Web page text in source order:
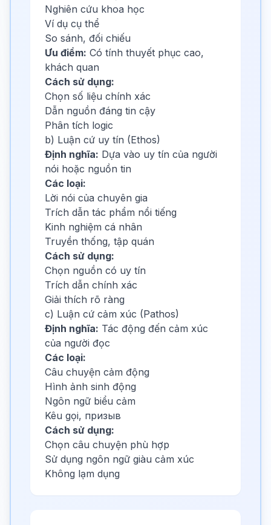
Nghiên cứu khoa học
Ví dụ cụ thể
So sánh, đối chiếu
Ưu điểm: Có tính thuyết phục cao,
khách quan
Cách sử dụng:
Chọn số liệu chính xác
Dẫn nguồn đáng tin cậy
Phân tích logic
b) Luận cứ uy tín (Ethos)
Định nghĩa: Dựa vào uy tín của người
nói hoặc nguồn tin
Các loại:
Lời nói của chuyên gia
Trích dẫn tác phẩm nổi tiếng
Kinh nghiệm cá nhân
Truyền thống, tập quán
Cách sử dụng:
Chọn nguồn có uy tín
Trích dẫn chính xác
Giải thích rõ ràng
c) Luận cứ cảm xúc (Pathos)
Định nghĩa: Tác động đến cảm xúc
của người đọc
Các loại:
Câu chuyện cảm động
Hình ảnh sinh động
Ngôn ngữ biểu cảm
Kêu gọi, призыв
Cách sử dụng:
Chọn câu chuyện phù hợp
Sử dụng ngôn ngữ giàu cảm xúc
Không lạm dụng